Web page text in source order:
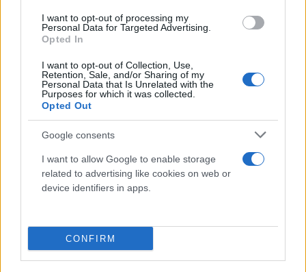
I want to opt-out of processing my
Personal Data for Targeted Advertising.
Opted In
I want to opt-out of Collection, Use,
Retention, Sale, and/or Sharing of my
Personal Data that Is Unrelated with the
Purposes for which it was collected.
Opted Out
Google consents
I want to allow Google to enable storage
related to advertising like cookies on web or
device identifiers in apps.
CONFIRM
συμβαλλομένων μερών.
- Στο μισθωτήριο συμβόλαιο, πρέπει να
αναγράφεται πάντοτε: 1) το συμφωνούμενο
μίσθωμα και τυχόν αύξηση, 2) η διάρκεια της
μίσθωσης, 3) η χρήση για την οποία προορίζεται το
ακίνητο (κατοικία, επαγγελματική στέγη κλπ), 4) η
εγγύηση που τυχόν κατέβαλε ο μισθωτής στον
εκμισθωτή (συνήθως 1-2 μηνιαία μισθώματα), η
οποία επιστρέφεται στο μισθωτή, όταν λήξει ή
άλλων όρων που επιθυμούν τα μέρη (π.χ. δικαίωμα
ή όχι υπεκμίσθωσης, επισκευές που τυχόν
απαιτηθούν και ποιος θα επωμίζεται το κόστος